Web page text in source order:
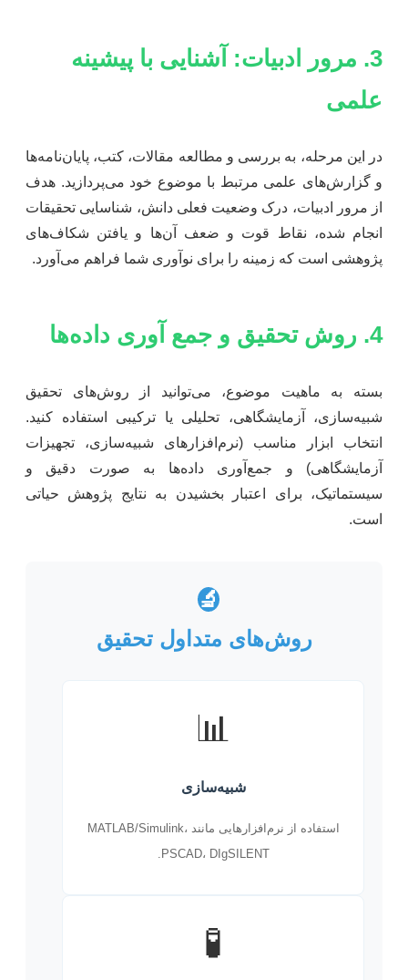
3. مرور ادبیات: آشنایی با پیشینه
علمی
در این مرحله، به بررسی و مطالعه مقالات، کتب، پایان‌نامه‌ها
و گزارش‌های علمی مرتبط با موضوع خود می‌پردازید. هدف
از مرور ادبیات، درک وضعیت فعلی دانش، شناسایی تحقیقات
انجام شده، نقاط قوت و ضعف آن‌ها و یافتن شکاف‌های
پژوهشی است که زمینه را برای نوآوری شما فراهم می‌آورد.
بسته به ماهیت موضوع، می‌توانید از روش‌های تحقیق
شبیه‌سازی، آزمایشگاهی، تحلیلی یا ترکیبی استفاده کنید.
انتخاب ابزار مناسب (نرم‌افزارهای شبیه‌سازی، تجهیزات
آزمایشگاهی) و جمع‌آوری داده‌ها به صورت دقیق و
سیستماتیک، برای اعتبار بخشیدن به نتایج پژوهش حیاتی
است.
🔬
روش‌های متداول تحقیق
📊
شبیه‌سازی
استفاده از نرم‌افزارهایی مانند MATLAB/Simulink،
PSCAD، DIgSILENT.